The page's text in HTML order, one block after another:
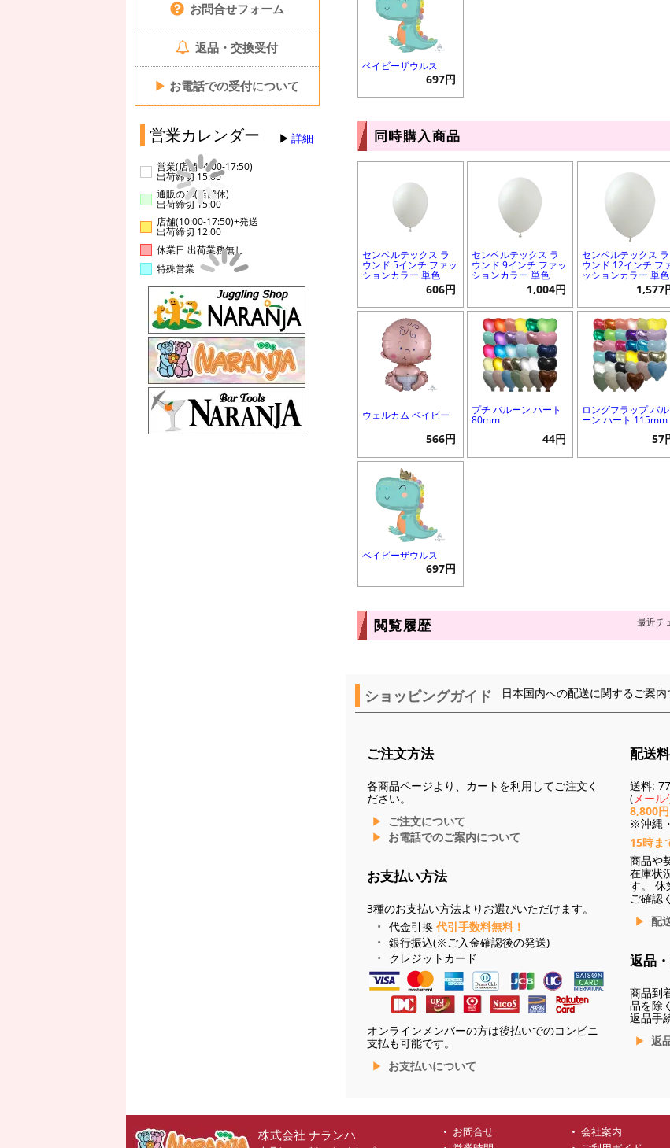
お問合せフォーム
返品・交換受付
▶ お電話での受付について
営業カレンダー 詳細
営業(店舗14:00-17:50)
出荷締切 15:00
通販のみ(店舗休)
出荷締切 15:00
店舗(10:00-17:50)+発送
出荷締切 12:00
休業日 出荷業務無し
特殊営業
ベイビーザウルス
697円
同時購入商品
センペルテックス ラ
ウンド 5インチ ファッ
ションカラー 単色
606円
センペルテックス ラ
ウンド 9インチ ファッ
ションカラー 単色
1,004円
センペルテックス ラ
ウンド 12インチ フ
ッションカラー 単色
1,577
ウェルカム ベイビー
566円
プチ バルーン ハート
80mm
44円
ロングフラップ バル
ーン ハート 115mm
57
ベイビーザウルス
697円
閲覧履歴 最近チ
ショッピングガイド 日本国内への配送に関するご案内
ご注文方法
各商品ページより、カートを利用してご注文く
ださい。
ご注文について
お電話でのご案内について
お支払い方法
3種のお支払い方法よりお選びいただけます。
代金引換 代引手数料無料！
銀行振込(※ご入金確認後の発送)
クレジットカード
オンラインメンバーの方は後払いでのコンビニ
支払も可能です。
お支払いについて
配送
送料:
(メー
8,800
※沖縄
15時ま
商品や
在庫状
す。 休
ご確認
配
返品
商品到
品を除
返品手
返
株式会社 ナランハ お問合せ 会社案内